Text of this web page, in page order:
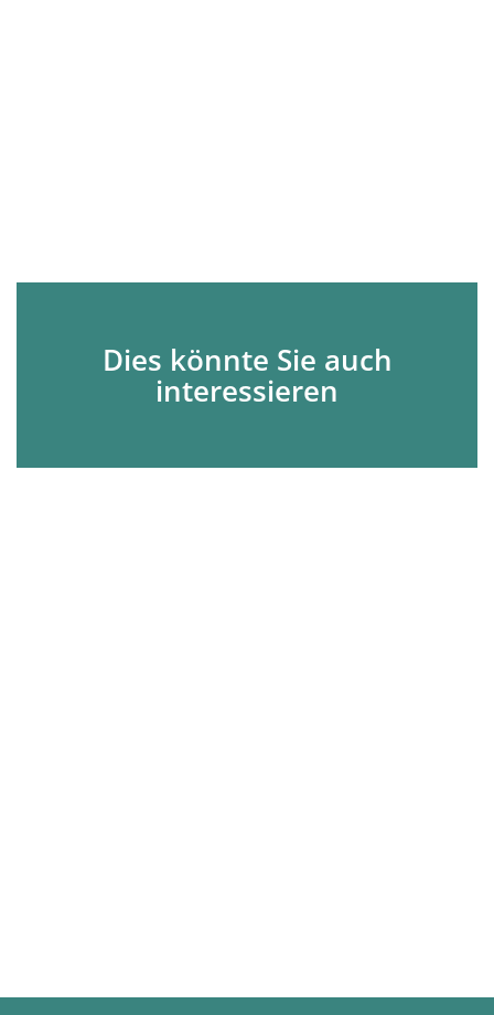
Dies könnte Sie auch
interessieren